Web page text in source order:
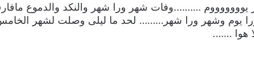
يوووووووم ……….وفات شهر ورا شهر والنكد والدموع
يوم وشهر ورا شهر……… لحد ما ليلى وصلت لشهر
هوا …….